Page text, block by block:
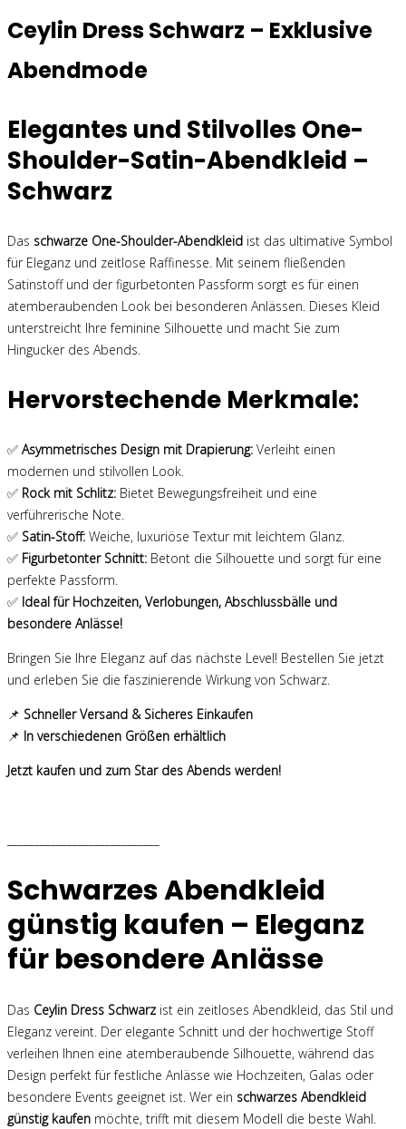
Ceylin Dress Schwarz – Exklusive
Abendmode
Elegantes und Stilvolles One-
Shoulder-Satin-Abendkleid –
Schwarz
Das schwarze One-Shoulder-Abendkleid ist das ultimative Symbol
für Eleganz und zeitlose Raffinesse. Mit seinem fließenden
Satinstoff und der figurbetonten Passform sorgt es für einen
atemberaubenden Look bei besonderen Anlässen. Dieses Kleid
unterstreicht Ihre feminine Silhouette und macht Sie zum
Hingucker des Abends.
Hervorstechende Merkmale:
✅ Asymmetrisches Design mit Drapierung: Verleiht einen
modernen und stilvollen Look.
✅ Rock mit Schlitz: Bietet Bewegungsfreiheit und eine
verführerische Note.
✅ Satin-Stoff: Weiche, luxuriöse Textur mit leichtem Glanz.
✅ Figurbetonter Schnitt: Betont die Silhouette und sorgt für eine
perfekte Passform.
✅ Ideal für Hochzeiten, Verlobungen, Abschlussbälle und
besondere Anlässe!
Bringen Sie Ihre Eleganz auf das nächste Level! Bestellen Sie jetzt
und erleben Sie die faszinierende Wirkung von Schwarz.
📌 Schneller Versand & Sicheres Einkaufen
📌 In verschiedenen Größen erhältlich
Jetzt kaufen und zum Star des Abends werden!
Schwarzes Abendkleid
günstig kaufen – Eleganz
für besondere Anlässe
Das Ceylin Dress Schwarz ist ein zeitloses Abendkleid, das Stil und
Eleganz vereint. Der elegante Schnitt und der hochwertige Stoff
verleihen Ihnen eine atemberaubende Silhouette, während das
Design perfekt für festliche Anlässe wie Hochzeiten, Galas oder
besondere Events geeignet ist. Wer ein schwarzes Abendkleid
günstig kaufen möchte, trifft mit diesem Modell die beste Wahl.